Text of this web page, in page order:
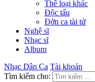
Thể loại khác
Độc tấu
Đờn ca tài tử
Nghệ sĩ
Nhạc sĩ
Album
Nhạc Dân Ca Tài khoản
Tìm kiếm cho: